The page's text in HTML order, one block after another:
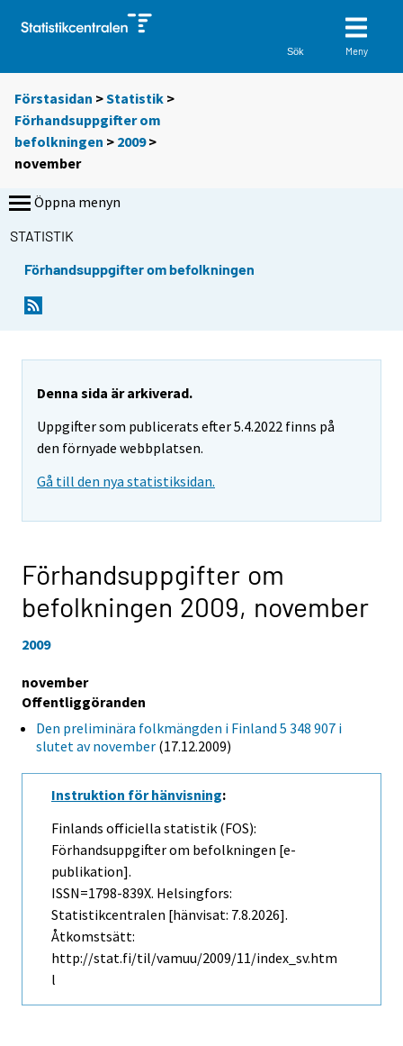
Sök Meny
Förstasidan >Statistik >
Förhandsuppgifter om
befolkningen > 2009>
november
Öppna menyn
STATISTIK
Förhandsuppgifter om befolkningen
Denna sida är arkiverad.
Uppgifter som publicerats efter 5.4.2022 finns på
den förnyade webbplatsen.
Gå till den nya statistiksidan.
Förhandsuppgifter om
befolkningen 2009, november
2009
november
Offentliggöranden
Den preliminära folkmängden i Finland 5 348 907 i
slutet av november (17.12.2009)
Instruktion för hänvisning:
Finlands officiella statistik (FOS):
Förhandsuppgifter om befolkningen [e-
publikation].
ISSN=1798-839X. Helsingfors:
Statistikcentralen [hänvisat: 7.8.2026].
Åtkomstsätt:
http://stat.fi/til/vamuu/2009/11/index_sv.htm
l